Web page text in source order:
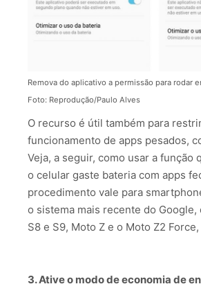
Remova do aplicativo a permissão para rodar
Foto: Reprodução/Paulo Alves
O recurso é útil também para
funcionamento de apps pesados,
Veja, a seguir, como usar a função
o celular gaste bateria com apps
procedimento vale para
o sistema mais recente do Google,
S8 e S9, Moto Z e o Moto Z2
3. Ative o modo de economia de